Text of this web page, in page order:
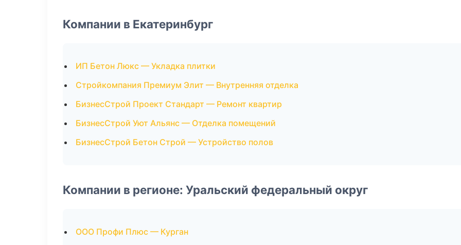
Компании в Екатеринбург
ИП Бетон Люкс — Укладка плитки
Стройкомпания Премиум Элит — Внутренняя отделка
БизнесСтрой Проект Стандарт — Ремонт квартир
БизнесСтрой Уют Альянс — Отделка помещений
БизнесСтрой Бетон Строй — Устройство полов
Компании в регионе: Уральский федеральный округ
ООО Профи Плюс — Курган